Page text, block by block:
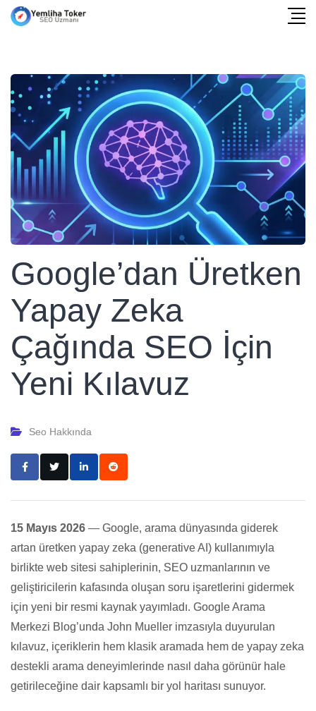
Google’dan Üretken
Yapay Zeka
Çağında SEO İçin
Yeni Kılavuz
Seo Hakkında
15 Mayıs 2026 — Google, arama dünyasında giderek
artan üretken yapay zeka (generative AI) kullanımıyla
birlikte web sitesi sahiplerinin, SEO uzmanlarının ve
geliştiricilerin kafasında oluşan soru işaretlerini gidermek
için yeni bir resmi kaynak yayımladı. Google Arama
Merkezi Blog’unda John Mueller imzasıyla duyurulan
kılavuz, içeriklerin hem klasik aramada hem de yapay zeka
destekli arama deneyimlerinde nasıl daha görünür hale
getirileceğine dair kapsamlı bir yol haritası sunuyor.